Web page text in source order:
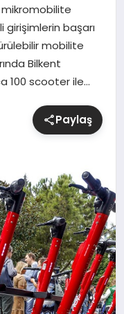
mikromobilite
başarı
mobilite
Bilkent
100 scooter ile…
Paylaş